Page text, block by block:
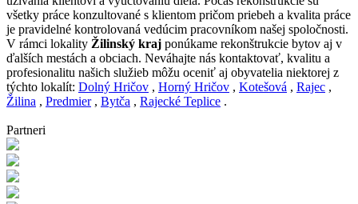
všetky práce konzultované s klientom pričom priebeh a kvalita práce
je pravidelné kontrolovaná vedúcim pracovníkom našej spoločnosti.
V rámci lokality Žilinský kraj ponúkame rekonštrukcie bytov aj v
ďalších mestách a obciach. Neváhajte nás kontaktovať, kvalitu a
profesionalitu našich služieb môžu oceniť aj obyvatelia niektorej z
týchto lokalít: Dolný Hričov , Horný Hričov , Kotešová , Rajec ,
Žilina , Predmier, Bytča , Rajecké Teplice .
Partneri